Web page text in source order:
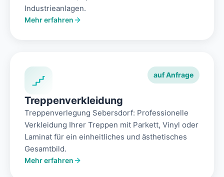
Industrieanlagen.
Mehr erfahren
auf Anfrage
Treppenverkleidung
Treppenverlegung Sebersdorf: Professionelle
Verkleidung Ihrer Treppen mit Parkett, Vinyl oder
Laminat für ein einheitliches und ästhetisches
Gesamtbild.
Mehr erfahren